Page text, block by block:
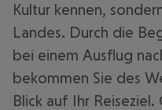
Kultur kennen,
Landes. Durch die
bei einem Ausflug
bekommen Sie des
Blick auf Ihr